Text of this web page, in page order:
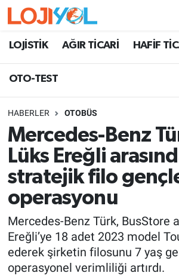
LOJİSTİK AĞIR TİCARİ HAFİF
OTO-TEST
HABERLER OTOBÜS
Mercedes-Benz
Lüks Ereğli
stratejik filo
operasyonu
Mercedes-Benz Türk, BusStore
Ereğli’ye 18 adet 2023 model
ederek şirketin filosunu 7 yaş
operasyonel verimliliği artırdı.
OTO-TEST